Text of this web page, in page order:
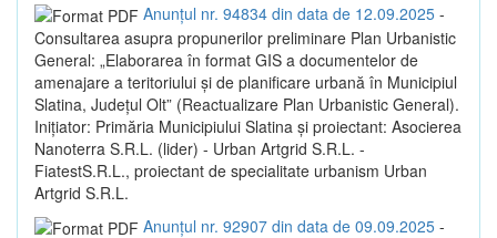
Anunțul nr. 94834 din data de 12.09.2025 -
Consultarea asupra propunerilor preliminare Plan Urbanistic
General: „Elaborarea în format GIS a documentelor de
amenajare a teritoriului și de planificare urbană în Municipiul
Slatina, Județul Olt” (Reactualizare Plan Urbanistic General).
Inițiator: Primăria Municipiului Slatina și proiectant: Asocierea
Nanoterra S.R.L. (lider) - Urban Artgrid S.R.L. -
FiatestS.R.L., proiectant de specialitate urbanism Urban
Artgrid S.R.L.
Anunțul nr. 92907 din data de 09.09.2025 -